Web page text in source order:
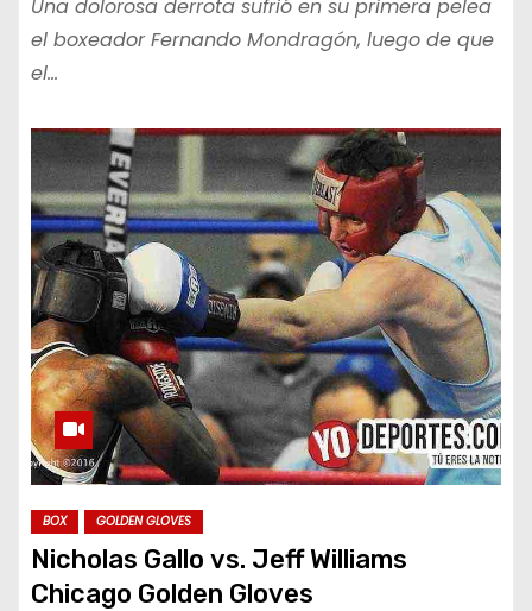
Una dolorosa derrota sufrió en su primera pelea
el boxeador Fernando Mondragón, luego de que
el…
BOX GOLDEN GLOVES
Nicholas Gallo vs. Jeff Williams
Chicago Golden Gloves